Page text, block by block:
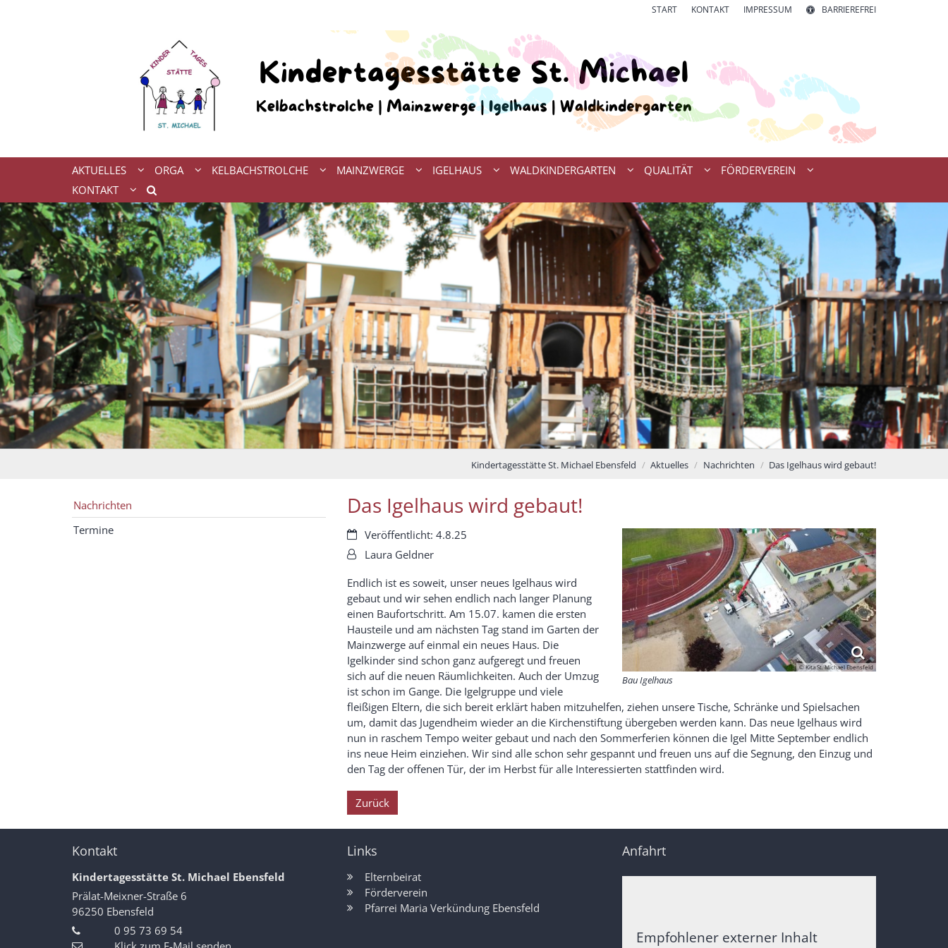
START KONTAKT IMPRESSUM BARRIEREFREI
AKTUELLES ORGA KELBACHSTROLCHE MAINZWERGE IGELHAUS WALDKINDERGARTEN QUALITÄT
FÖRDERVEREIN
KONTAKT
Kindertagesstätte St. Michael Ebensfeld Aktuelles Nachrichten Das Igelhaus wird gebaut!
Das Igelhaus wird gebaut!
© Kita St. Michael Ebensfeld
Bau Igelhaus
Datum:Veröffentlicht: 4.8.25
Von:Laura Geldner
Endlich ist es soweit, unser neues Igelhaus wird
gebaut und wir sehen endlich nach langer Planung
einen Baufortschritt. Am 15.07. kamen die ersten
Hausteile und am nächsten Tag stand im Garten der
Mainzwerge auf einmal ein neues Haus. Die
Igelkinder sind schon ganz aufgeregt und freuen
sich auf die neuen Räumlichkeiten. Auch der Umzug
ist schon im Gange. Die Igelgruppe und viele
fleißigen Eltern, die sich bereit erklärt haben mitzuhelfen, ziehen unsere Tische, Schränke und Spielsachen
um, damit das Jugendheim wieder an die Kirchenstiftung übergeben werden kann. Das neue Igelhaus wird
nun in raschem Tempo weiter gebaut und nach den Sommerferien können die Igel Mitte September endlich
ins neue Heim einziehen. Wir sind alle schon sehr gespannt und freuen uns auf die Segnung, den Einzug und
den Tag der offenen Tür, der im Herbst für alle Interessierten stattfinden wird.
Zurück
Nachrichten
Termine
Kontakt
Kindertagesstätte St. Michael Ebensfeld
Prälat-Meixner-Straße 6
96250 Ebensfeld
0 95 73 69 54
Links
Elternbeirat
Förderverein
Pfarrei Maria Verkündung Ebensfeld
Anfahrt
Empfohlener externer Inhalt